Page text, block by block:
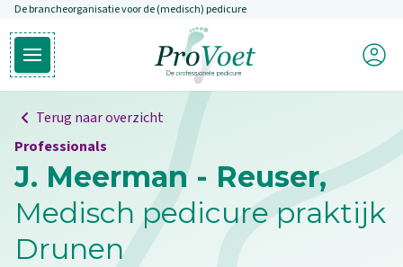
Overslaan en naar de inhoud gaan
De brancheorganisatie voor de (medisch) pedicure
Open hoofdmenu
Ga naar de homepagina
Mijn
Terug naar overzicht
Professionals
J. Meerman - Reuser,
Medisch pedicure praktijk
Drunen